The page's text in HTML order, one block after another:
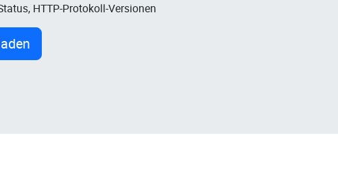
HTTP-Protokoll-Versionen